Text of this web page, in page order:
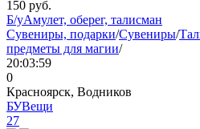
150 руб.
Б/уАмулет, оберег, талисман
Сувениры, подарки/Сувениры/
предметы для магии/
20:03:59
0
Красноярск, Водников
БУВещи
27